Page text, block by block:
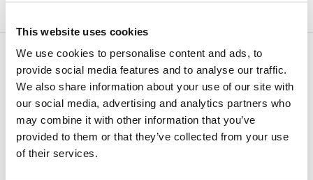
This website uses cookies
We use cookies to personalise content and ads, to
provide social media features and to analyse our traffic.
We also share information about your use of our site with
our social media, advertising and analytics partners who
may combine it with other information that you’ve
provided to them or that they’ve collected from your use
of their services.
QUEM SOMOS
Sobre mim
Contactos
Conta cliente